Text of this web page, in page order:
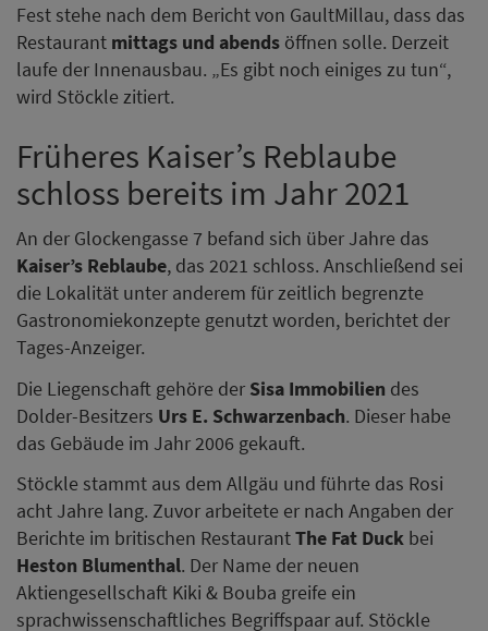
Fest stehe nach dem Bericht von GaultMillau, dass das
Restaurant mittags und abends öffnen solle. Derzeit
laufe der Innenausbau. „Es gibt noch einiges zu tun“,
wird Stöckle zitiert.
Früheres Kaiser’s Reblaube
schloss bereits im Jahr 2021
An der Glockengasse 7 befand sich über Jahre das
Kaiser’s Reblaube, das 2021 schloss. Anschließend sei
die Lokalität unter anderem für zeitlich begrenzte
Gastronomiekonzepte genutzt worden, berichtet der
Tages-Anzeiger.
Die Liegenschaft gehöre der Sisa Immobilien des
Dolder-Besitzers Urs E. Schwarzenbach. Dieser habe
das Gebäude im Jahr 2006 gekauft.
Stöckle stammt aus dem Allgäu und führte das Rosi
acht Jahre lang. Zuvor arbeitete er nach Angaben der
Berichte im britischen RestaurantThe Fat Duck bei
Heston Blumenthal. Der Name der neuen
Aktiengesellschaft Kiki & Bouba greife ein
sprachwissenschaftliches Begriffspaar auf. Stöckle